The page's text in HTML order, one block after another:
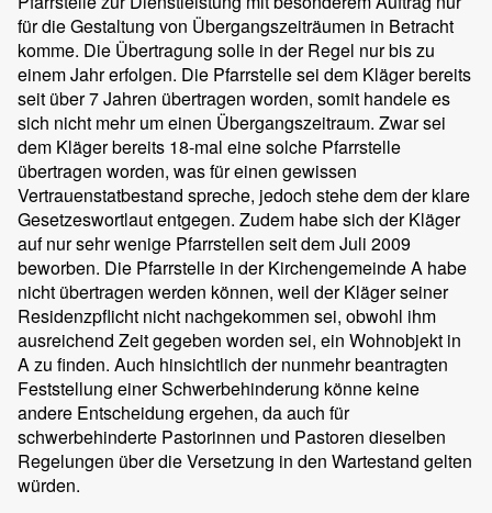
für die Gestaltung von Übergangszeiträumen in Betracht
komme. Die Übertragung solle in der Regel nur bis zu
einem Jahr erfolgen. Die Pfarrstelle sei dem Kläger bereits
seit über 7 Jahren übertragen worden, somit handele es
sich nicht mehr um einen Übergangszeitraum. Zwar sei
dem Kläger bereits 18-mal eine solche Pfarrstelle
übertragen worden, was für einen gewissen
Vertrauenstatbestand spreche, jedoch stehe dem der klare
Gesetzeswortlaut entgegen. Zudem habe sich der Kläger
auf nur sehr wenige Pfarrstellen seit dem Juli 2009
beworben. Die Pfarrstelle in der Kirchengemeinde A habe
nicht übertragen werden können, weil der Kläger seiner
Residenzpflicht nicht nachgekommen sei, obwohl ihm
ausreichend Zeit gegeben worden sei, ein Wohnobjekt in
A zu finden. Auch hinsichtlich der nunmehr beantragten
Feststellung einer Schwerbehinderung könne keine
andere Entscheidung ergehen, da auch für
schwerbehinderte Pastorinnen und Pastoren dieselben
Regelungen über die Versetzung in den Wartestand gelten
würden.